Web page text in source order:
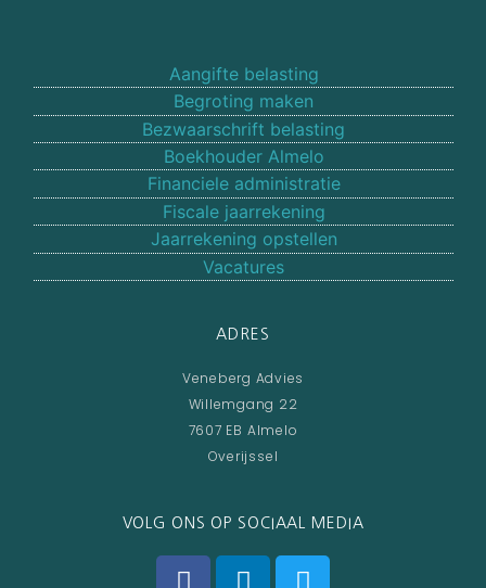
Aangifte belasting
Begroting maken
Bezwaarschrift belasting
Boekhouder Almelo
Financiele administratie
Fiscale jaarrekening
Jaarrekening opstellen
Vacatures
ADRES
Veneberg Advies
Willemgang 22
7607 EB Almelo
Overijssel
VOLG ONS OP SOCIAAL MEDIA